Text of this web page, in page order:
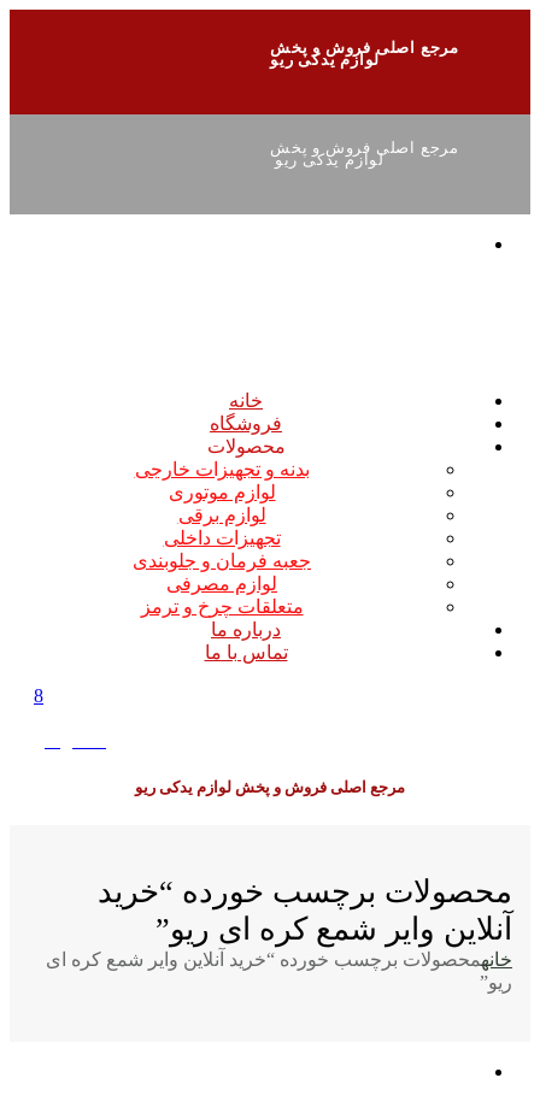
مرجع اصلی فروش و پخش
لوازم یدکی ریو
مرجع اصلی فروش و پخش
لوازم یدکی ریو
خانه
فروشگاه
محصولات
بدنه و تجهیزات خارجی
لوازم موتوری
لوازم برقی
تجهیزات داخلی
جعبه فرمان و جلوبندی
لوازم مصرفی
متعلقات چرخ و ترمز
درباره ما
تماس با ما
8
مرجع اصلی فروش و پخش لوازم یدکی ریو
محصولات برچسب خورده “خرید
آنلاین وایر شمع کره ای ریو”
خانهمحصولات برچسب خورده “خرید آنلاین وایر شمع کره ای
ریو”